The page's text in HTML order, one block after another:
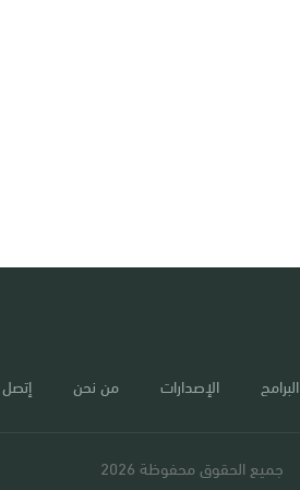
البرامج الإصدارات من نحن إتصل
جميع الحقوق محفوظة 2026